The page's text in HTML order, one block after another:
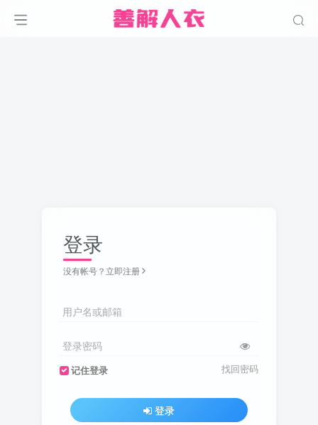
登录
没有帐号？立即注册
用户名或邮箱
登录密码
记住登录 找回密码
登录